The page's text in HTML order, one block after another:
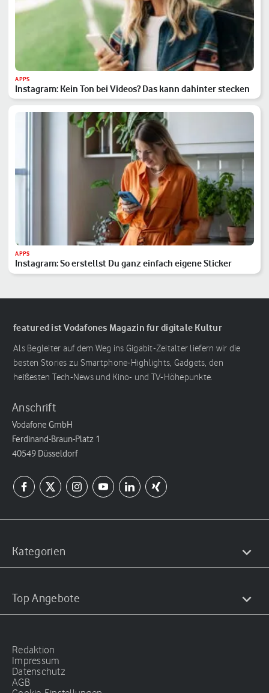
APPS
Instagram: Kein Ton bei Videos? Das kann dahinter stecken
APPS
Instagram: So erstellst Du ganz einfach eigene Sticker
featured ist Vodafones Magazin für digitale Kultur
Als Begleiter auf dem Weg ins Gigabit-Zeitalter liefern wir die
besten Stories zu Smartphone-Highlights, Gadgets, den
heißesten Tech-News und Kino- und TV-Höhepunkte.
Anschrift
Vodafone GmbH
Ferdinand-Braun-Platz 1
40549 Düsseldorf
Kategorien
Top Angebote
Redaktion
Impressum
Datenschutz
AGB